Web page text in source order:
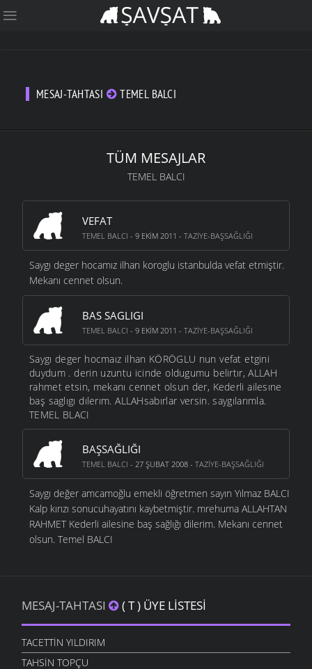
MESAJ-TAHTASI TEMEL BALCI
TÜM MESAJLAR
TEMEL BALCI
VEFAT
TEMEL BALCI - 9 EKIM 2011 - TAZIYE-BAŞSAĞLIĞI
Saygı deger hocamız ilhan koroglu istanbulda vefat etmiştir.
Mekanı cennet olsun.
BAS SAGLIGI
TEMEL BALCI - 9 EKIM 2011 - TAZIYE-BAŞSAĞLIĞI
Saygı deger hocmaız ilhan KÖRÖGLU nun vefat etgini
duydum . derin uzuntu icinde oldugumu belirtır, ALLAH
rahmet etsin, mekanı cennet olsun der, Kederli ailesıne
baş saglıgı dılerım. ALLAHsabırlar versin. saygılarımla.
TEMEL BLACI
BAŞSAĞLIĞI
TEMEL BALCI - 27 ŞUBAT 2008 - TAZIYE-BAŞSAĞLIĞI
Saygı değer amcamoğlu emekli öğretmen sayın Yılmaz BALCI
Kalp kırızı sonucuhayatını kaybetmiştir. mrehuma ALLAHTAN
RAHMET Kederli ailesine baş sağlığı dilerim. Mekanı cennet
olsun. Temel BALCI
MESAJ-TAHTASI ( T ) ÜYE LISTESI
TACETTIN YILDIRIM
TAHSIN TOPÇU